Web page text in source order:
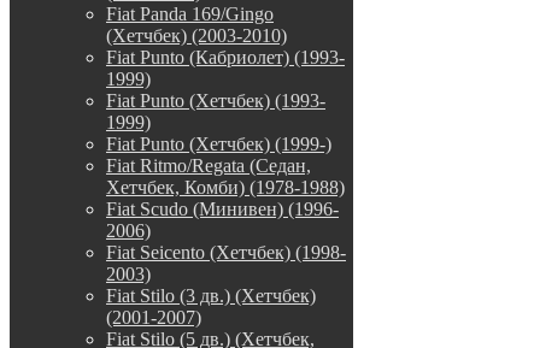
Fiat Panda 169/Gingo
(Хетчбек) (2003-2010)
Fiat Punto (Кабриолет) (1993-
1999)
Fiat Punto (Хетчбек) (1993-
1999)
Fiat Punto (Хетчбек) (1999-)
Fiat Ritmo/Regata (Седан,
Хетчбек, Комби) (1978-1988)
Fiat Scudo (Минивен) (1996-
2006)
Fiat Seicento (Хетчбек) (1998-
2003)
Fiat Stilo (3 дв.) (Хетчбек)
(2001-2007)
Fiat Stilo (5 дв.) (Хетчбек,